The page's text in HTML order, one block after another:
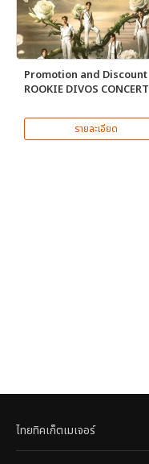
Promotion and Discount
ROOKIE DIVOS CONCERT
รายละเอียด
ไทยทิคเก็ตเมเจอร์